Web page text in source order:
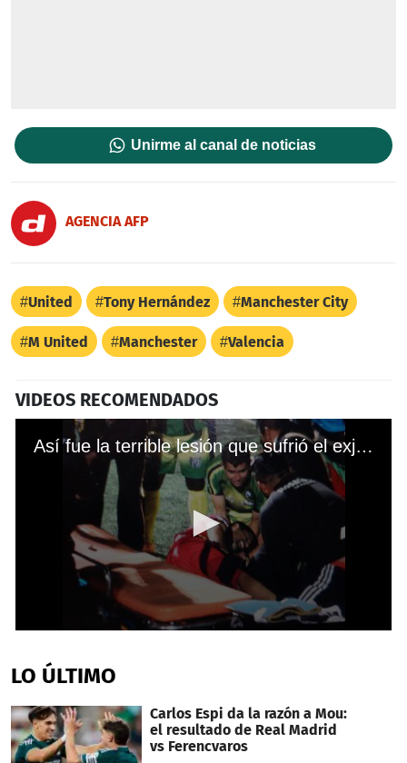
Unirme al canal de noticias
AGENCIA AFP
United Tony Hernández Manchester City
M United Manchester Valencia
VIDEOS RECOMENDADOS
Así fue la terrible lesión que sufrió el exjugador de Marathón, Israel Silva.
of
32
LO ÚLTIMO
Carlos Espi da la razón a Mou:
el resultado de Real Madrid
vs Ferencvaros